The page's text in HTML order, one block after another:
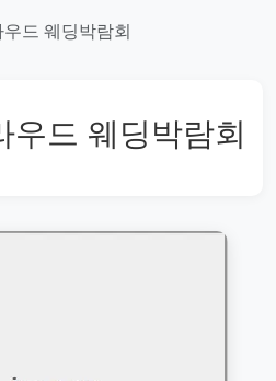
드 웨딩박람회
우드 웨딩박람회